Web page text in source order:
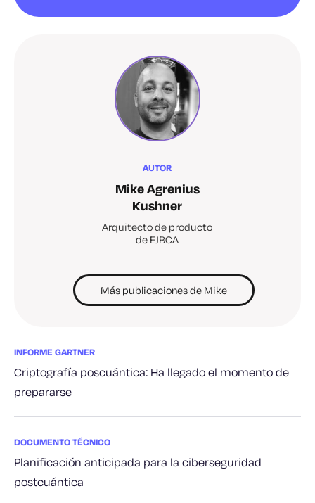
AUTOR
Mike Agrenius
Kushner
Arquitecto de producto
de EJBCA
Más publicaciones de Mike
INFORME GARTNER
Criptografía poscuántica: Ha llegado el momento de
prepararse
DOCUMENTO TÉCNICO
Planificación anticipada para la ciberseguridad
postcuántica